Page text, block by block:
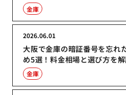
金庫
大阪で金庫の暗証番号を忘れ
め5選！料金相場と選び方を
2026.06.01
金庫